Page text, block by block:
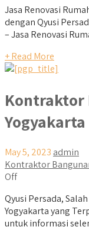
Jasa Renovasi
dengan Qyusi
– Jasa Renovasi
+ Read More
Kontraktor
Yogyakarta
May 5, 2023 admin
Kontraktor
Off
Qyusi Persada,
Yogyakarta yang
untuk informasi